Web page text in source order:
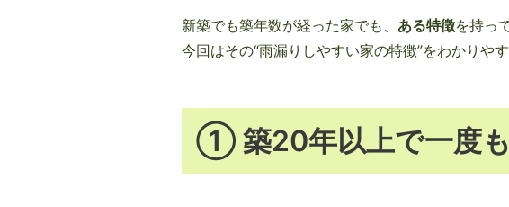
新築でも築年数が経った家でも、 ある特徴を持っ
今回はその“雨漏りしやすい家の特徴”をわかりや
① 築20年以上で一度